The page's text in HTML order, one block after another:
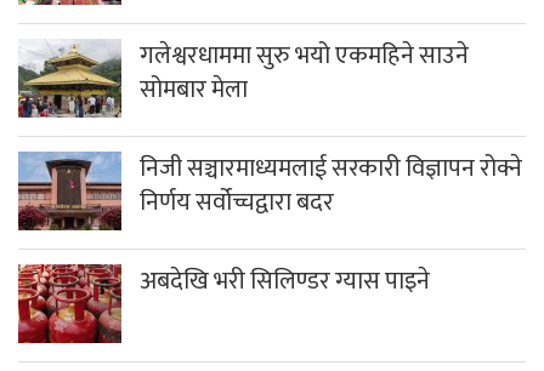
गलेश्वरधाममा सुरु भयो एकमहिने साउने
सोमबार मेला
निजी सञ्चारमाध्यमलाई सरकारी विज्ञापन रोक्ने
निर्णय सर्वोच्चद्वारा बदर
अबदेखि भरी सिलिण्डर ग्यास पाइने